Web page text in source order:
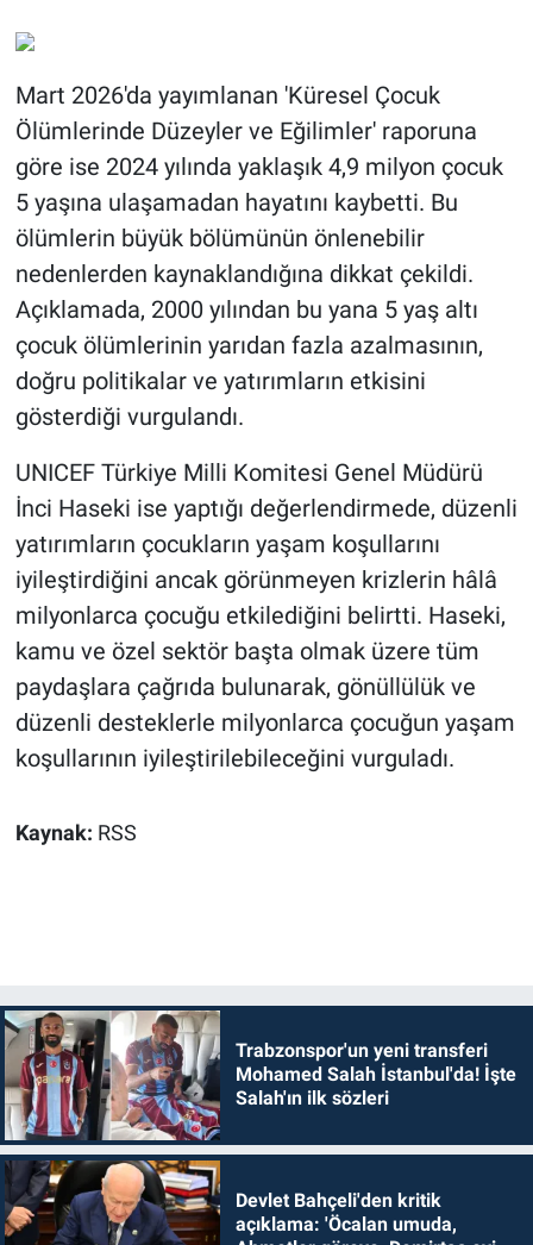
Mart 2026'da yayımlanan 'Küresel Çocuk
Ölümlerinde Düzeyler ve Eğilimler' raporuna
göre ise 2024 yılında yaklaşık 4,9 milyon çocuk
5 yaşına ulaşamadan hayatını kaybetti. Bu
ölümlerin büyük bölümünün önlenebilir
nedenlerden kaynaklandığına dikkat çekildi.
Açıklamada, 2000 yılından bu yana 5 yaş altı
çocuk ölümlerinin yarıdan fazla azalmasının,
doğru politikalar ve yatırımların etkisini
gösterdiği vurgulandı.
UNICEF Türkiye Milli Komitesi Genel Müdürü
İnci Haseki ise yaptığı değerlendirmede, düzenli
yatırımların çocukların yaşam koşullarını
iyileştirdiğini ancak görünmeyen krizlerin hâlâ
milyonlarca çocuğu etkilediğini belirtti. Haseki,
kamu ve özel sektör başta olmak üzere tüm
paydaşlara çağrıda bulunarak, gönüllülük ve
düzenli desteklerle milyonlarca çocuğun yaşam
koşullarının iyileştirilebileceğini vurguladı.
Kaynak: RSS
Trabzonspor'un yeni transferi
Mohamed Salah İstanbul'da! İşte
Salah'ın ilk sözleri
Devlet Bahçeli'den kritik
açıklama: 'Öcalan umuda,